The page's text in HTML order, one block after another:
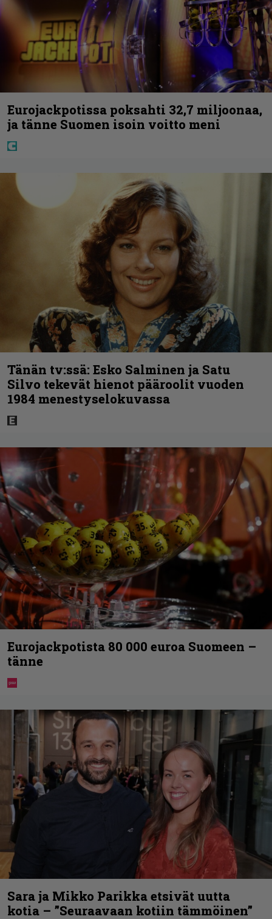
Eurojackpotissa poksahti 32,7 miljoonaa,
ja tänne Suomen isoin voitto meni
Tänän tv:ssä: Esko Salminen ja Satu
Silvo tekevät hienot pääroolit vuoden
1984 menestyselokuvassa
Eurojackpotista 80 000 euroa Suomeen –
tänne
Sara ja Mikko Parikka etsivät uutta
kotia – ”Seuraavaan kotiin tämmöinen”